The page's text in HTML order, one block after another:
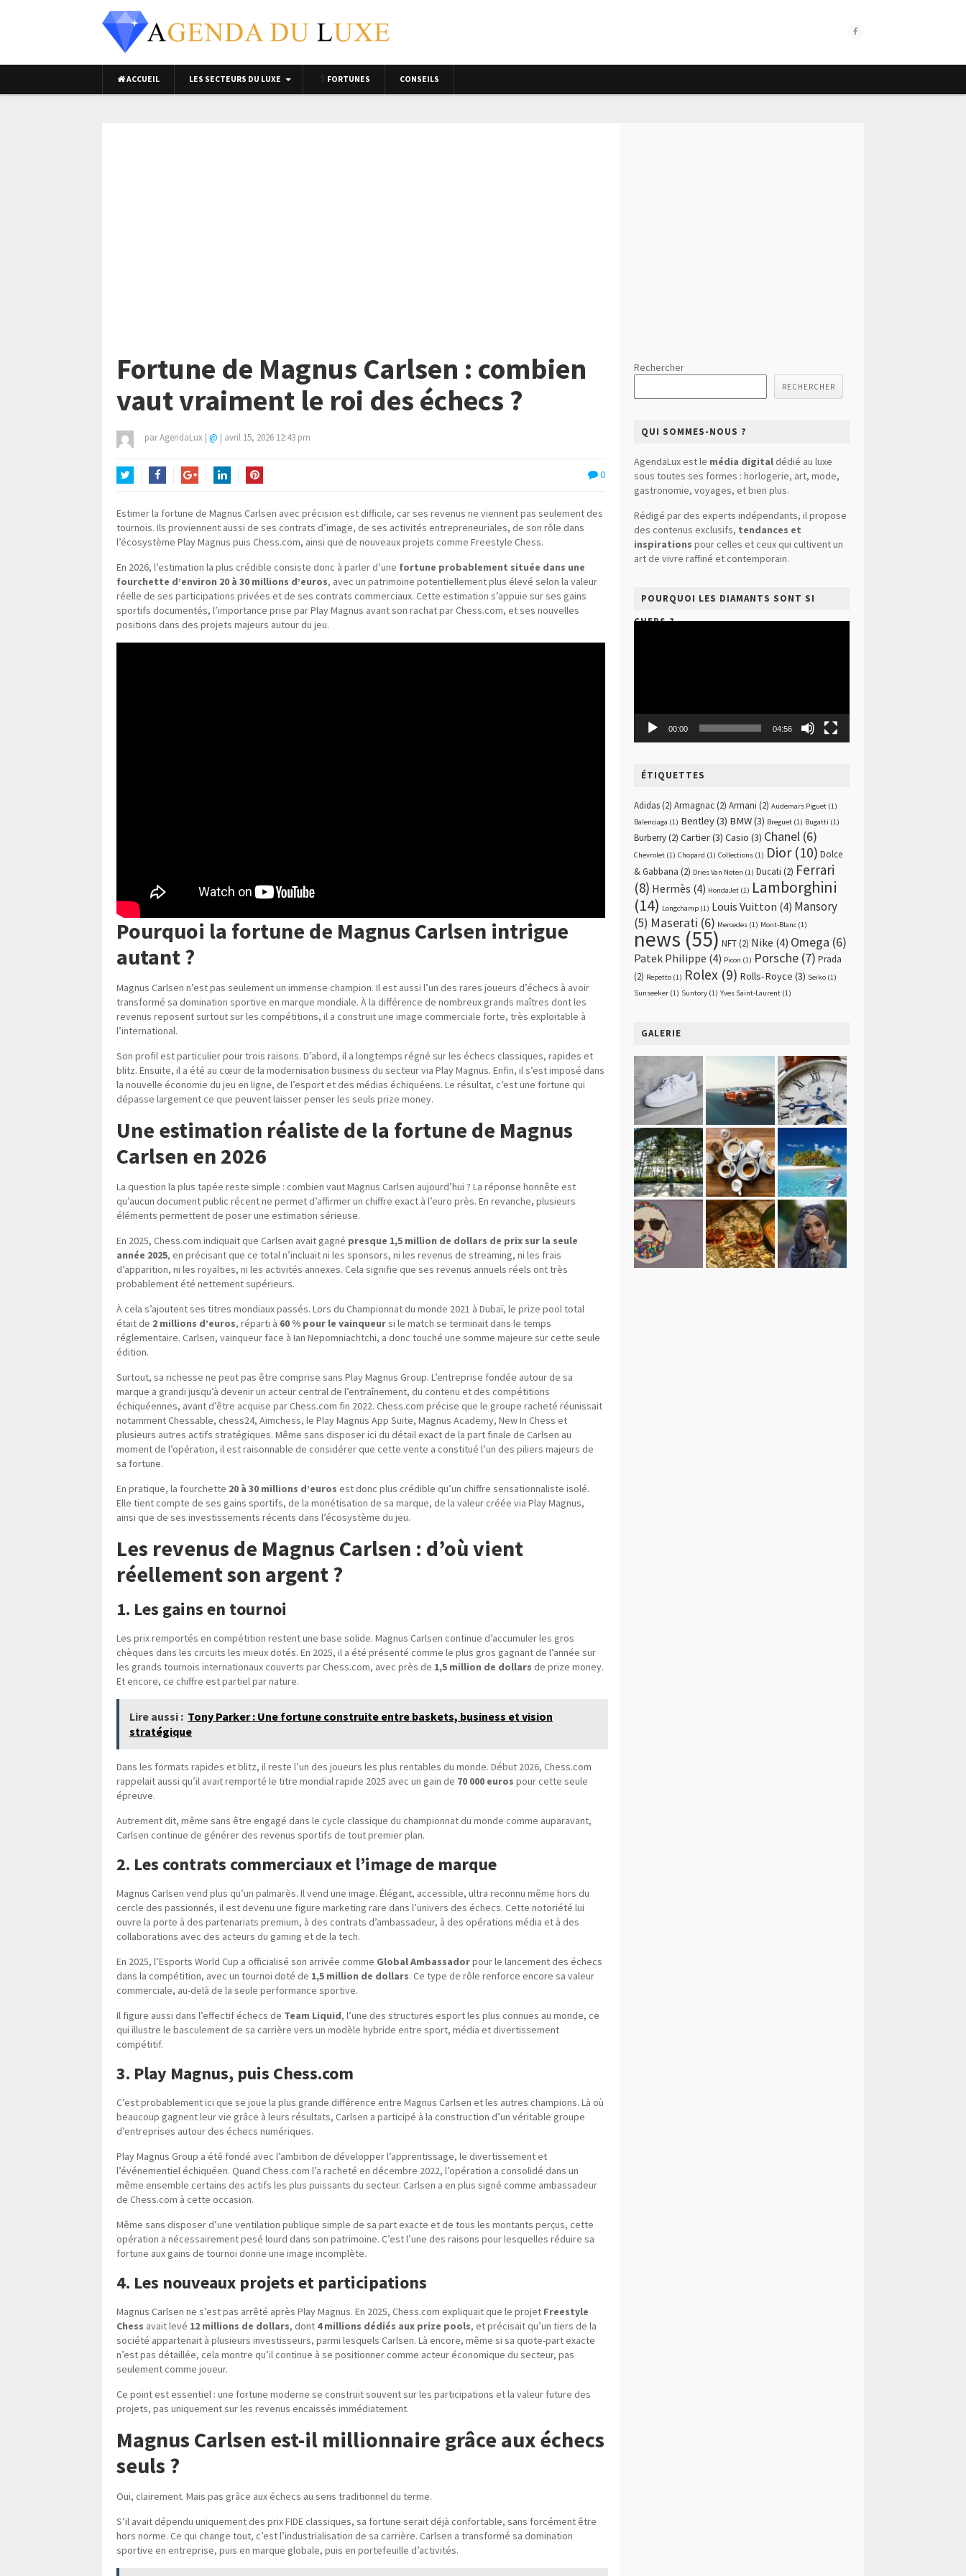
ACCUEIL LES SECTEURS DU LUXE FORTUNES CONSEILS
Fortune de Magnus Carlsen : combien
vaut vraiment le roi des échecs ?
parAgendaLux | @ | avril 15, 2026 12:43 pm
0
Estimer la fortune de Magnus Carlsen avec précision est difficile, car ses revenus ne viennent pas seulement des
tournois. Ils proviennent aussi de ses contrats d’image, de ses activités entrepreneuriales, de son rôle dans
l’écosystème Play Magnus puis Chess.com, ainsi que de nouveaux projets comme Freestyle Chess.
En 2026, l’estimation la plus crédible consiste donc à parler d’une fortune probablement située dans une
fourchette d’environ 20 à 30 millions d’euros, avec un patrimoine potentiellement plus élevé selon la valeur
réelle de ses participations privées et de ses contrats commerciaux. Cette estimation s’appuie sur ses gains
sportifs documentés, l’importance prise par Play Magnus avant son rachat par Chess.com, et ses nouvelles
positions dans des projets majeurs autour du jeu.
Pourquoi la fortune de Magnus Carlsen intrigue
autant ?
Magnus Carlsen n’est pas seulement un immense champion. Il est aussi l’un des rares joueurs d’échecs à avoir
transformé sa domination sportive en marque mondiale. À la différence de nombreux grands maîtres dont les
revenus reposent surtout sur les compétitions, il a construit une image commerciale forte, très exploitable à
l’international.
Son profil est particulier pour trois raisons. D’abord, il a longtemps régné sur les échecs classiques, rapides et
blitz. Ensuite, il a été au cœur de la modernisation business du secteur via Play Magnus. Enfin, il s’est imposé dans
la nouvelle économie du jeu en ligne, de l’esport et des médias échiquéens. Le résultat, c’est une fortune qui
dépasse largement ce que peuvent laisser penser les seuls prize money.
Une estimation réaliste de la fortune de Magnus
Carlsen en 2026
La question la plus tapée reste simple : combien vaut Magnus Carlsen aujourd’hui ? La réponse honnête est
qu’aucun document public récent ne permet d’affirmer un chiffre exact à l’euro près. En revanche, plusieurs
éléments permettent de poser une estimation sérieuse.
En 2025, Chess.com indiquait que Carlsen avait gagné presque 1,5 million de dollars de prix sur la seule
année 2025, en précisant que ce total n’incluait ni les sponsors, ni les revenus de streaming, ni les frais
d’apparition, ni les royalties, ni les activités annexes. Cela signifie que ses revenus annuels réels ont très
probablement été nettement supérieurs.
À cela s’ajoutent ses titres mondiaux passés. Lors du Championnat du monde 2021 à Dubaï, le prize pool total
était de 2 millions d’euros, réparti à 60 % pour le vainqueursi le match se terminait dans le temps
réglementaire. Carlsen, vainqueur face à Ian Nepomniachtchi, a donc touché une somme majeure sur cette seule
édition.
Surtout, sa richesse ne peut pas être comprise sans Play Magnus Group. L’entreprise fondée autour de sa
marque a grandi jusqu’à devenir un acteur central de l’entraînement, du contenu et des compétitions
échiquéennes, avant d’être acquise par Chess.com fin 2022. Chess.com précise que le groupe racheté réunissait
notamment Chessable, chess24, Aimchess, le Play Magnus App Suite, Magnus Academy, New In Chess et
plusieurs autres actifs stratégiques. Même sans disposer ici du détail exact de la part finale de Carlsen au
moment de l’opération, il est raisonnable de considérer que cette vente a constitué l’un des piliers majeurs de
sa fortune.
En pratique, la fourchette 20 à 30 millions d’euros est donc plus crédible qu’un chiffre sensationnaliste isolé.
Elle tient compte de ses gains sportifs, de la monétisation de sa marque, de la valeur créée via Play Magnus,
ainsi que de ses investissements récents dans l’écosystème du jeu.
Les revenus de Magnus Carlsen : d’où vient
réellement son argent ?
1. Les gains en tournoi
Les prix remportés en compétition restent une base solide. Magnus Carlsen continue d’accumuler les gros
chèques dans les circuits les mieux dotés. En 2025, il a été présenté comme le plus gros gagnant de l’année sur
les grands tournois internationaux couverts par Chess.com, avec près de 1,5 million de dollars de prize money.
Et encore, ce chiffre est partiel par nature.
Lire aussi : Tony Parker : Une fortune construite entre baskets, business et vision
stratégique
Dans les formats rapides et blitz, il reste l’un des joueurs les plus rentables du monde. Début 2026, Chess.com
rappelait aussi qu’il avait remporté le titre mondial rapide 2025 avec un gain de 70 000 euros pour cette seule
épreuve.
Autrement dit, même sans être engagé dans le cycle classique du championnat du monde comme auparavant,
Carlsen continue de générer des revenus sportifs de tout premier plan.
2. Les contrats commerciaux et l’image de marque
Magnus Carlsen vend plus qu’un palmarès. Il vend une image. Élégant, accessible, ultra reconnu même hors du
cercle des passionnés, il est devenu une figure marketing rare dans l’univers des échecs. Cette notoriété lui
ouvre la porte à des partenariats premium, à des contrats d’ambassadeur, à des opérations média et à des
collaborations avec des acteurs du gaming et de la tech.
En 2025, l’Esports World Cup a officialisé son arrivée comme Global Ambassadorpour le lancement des échecs
dans la compétition, avec un tournoi doté de 1,5 million de dollars. Ce type de rôle renforce encore sa valeur
commerciale, au-delà de la seule performance sportive.
Il figure aussi dans l’effectif échecs de Team Liquid, l’une des structures esport les plus connues au monde, ce
qui illustre le basculement de sa carrière vers un modèle hybride entre sport, média et divertissement
compétitif.
3. Play Magnus, puis Chess.com
C’est probablement ici que se joue la plus grande différence entre Magnus Carlsen et les autres champions. Là où
beaucoup gagnent leur vie grâce à leurs résultats, Carlsen a participé à la construction d’un véritable groupe
d’entreprises autour des échecs numériques.
Play Magnus Group a été fondé avec l’ambition de développer l’apprentissage, le divertissement et
l’événementiel échiquéen. Quand Chess.com l’a racheté en décembre 2022, l’opération a consolidé dans un
même ensemble certains des actifs les plus puissants du secteur. Carlsen a en plus signé comme ambassadeur
de Chess.com à cette occasion.
Même sans disposer d’une ventilation publique simple de sa part exacte et de tous les montants perçus, cette
opération a nécessairement pesé lourd dans son patrimoine. C’est l’une des raisons pour lesquelles réduire sa
fortune aux gains de tournoi donne une image incomplète.
4. Les nouveaux projets et participations
Magnus Carlsen ne s’est pas arrêté après Play Magnus. En 2025, Chess.com expliquait que le projet Freestyle
Chess avait levé 12 millions de dollars, dont 4 millions dédiés aux prize pools, et précisait qu’un tiers de la
société appartenait à plusieurs investisseurs, parmi lesquels Carlsen. Là encore, même si sa quote-part exacte
n’est pas détaillée, cela montre qu’il continue à se positionner comme acteur économique du secteur, pas
seulement comme joueur.
Ce point est essentiel : une fortune moderne se construit souvent sur les participations et la valeur future des
projets, pas uniquement sur les revenus encaissés immédiatement.
Magnus Carlsen est-il millionnaire grâce aux échecs
seuls ?
Oui, clairement. Mais pas grâce aux échecs au sens traditionnel du terme.
S’il avait dépendu uniquement des prix FIDE classiques, sa fortune serait déjà confortable, sans forcément être
hors norme. Ce qui change tout, c’est l’industrialisation de sa carrière. Carlsen a transformé sa domination
sportive en entreprise, puis en marque globale, puis en portefeuille d’activités.
Rechercher
RECHERCHER
QUI SOMMES-NOUS ?
AgendaLux est le média digital dédié au luxe
sous toutes ses formes : horlogerie, art, mode,
gastronomie, voyages, et bien plus.
Rédigé par des experts indépendants, il propose
des contenus exclusifs, tendances et
inspirations pour celles et ceux qui cultivent un
art de vivre raffiné et contemporain.
POURQUOI LES DIAMANTS SONT SI
CHERS ?
00:00 04:56
ÉTIQUETTES
Adidas(2) Armagnac(2) Armani (2) Audemars Piguet (1)
Balenciaga (1) Bentley(3) BMW(3) Breguet (1) Bugatti (1)
Burberry(2) Cartier(3) Casio (3) Chanel (6)
Chevrolet (1) Chopard (1) Collections (1) Dior(10) Dolce
& Gabbana (2) Dries Van Noten (1) Ducati (2) Ferrari
(8) Hermès (4) HondaJet (1) Lamborghini
(14) Longchamp (1) Louis Vuitton (4) Mansory
(5) Maserati (6) Mercedes (1) Mont-Blanc (1)
news (55) NFT(2) Nike (4) Omega (6)
Patek Philippe (4) Picon (1) Porsche (7) Prada
(2) Repetto (1) Rolex (9) Rolls-Royce (3) Seiko (1)
Sunseeker (1) Suntory (1) Yves Saint-Laurent (1)
GALERIE